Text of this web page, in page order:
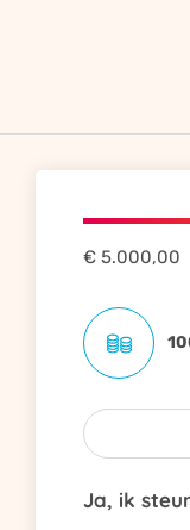
€ 5.000,00
Ja, ik